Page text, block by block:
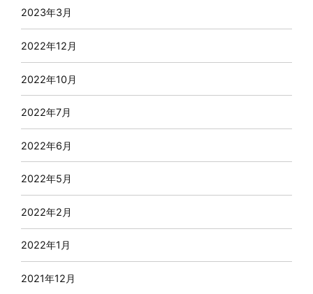
2023年3月
2022年12月
2022年10月
2022年7月
2022年6月
2022年5月
2022年2月
2022年1月
2021年12月